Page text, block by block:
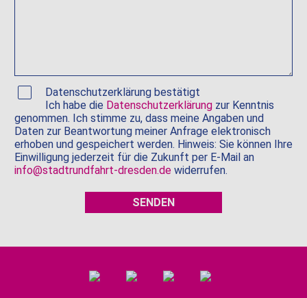
Datenschutzerklärung bestätigt
Ich habe die Datenschutzerklärung zur Kenntnis
genommen. Ich stimme zu, dass meine Angaben und
Daten zur Beantwortung meiner Anfrage elektronisch
erhoben und gespeichert werden. Hinweis: Sie können Ihre
Einwilligung jederzeit für die Zukunft per E-Mail an
info@stadtrundfahrt-dresden.de widerrufen.
SENDEN